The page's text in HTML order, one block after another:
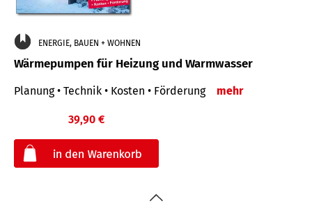
ENERGIE, BAUEN + WOHNEN
Wärmepumpen für Heizung und Warmwasser
Planung • Technik • Kosten • Förderung mehr
39,90 €